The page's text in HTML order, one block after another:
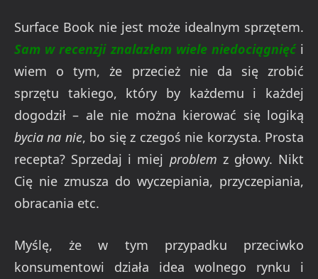
Surface Book nie jest może idealnym sprzętem.
Sam w recenzji znalazłem wiele niedociągnięći
wiem o tym, że przecież nie da się zrobić
sprzętu takiego, który by każdemu i każdej
dogodził – ale nie można kierować się logiką
bycia na nie, bo się z czegoś nie korzysta. Prosta
recepta? Sprzedaj i miej problem z głowy. Nikt
Cię nie zmusza do wyczepiania, przyczepiania,
obracania etc.
Myślę, że w tym przypadku przeciwko
konsumentowi działa idea wolnego rynku i